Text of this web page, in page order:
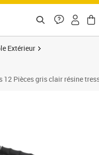
Extérieur
Pièces gris clair résine